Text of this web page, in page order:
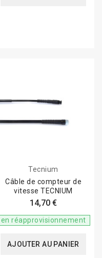
Tecnium
Câble de compteur de
vitesse TECNIUM
14,70 €
en réapprovisionnement
AJOUTER AU PANIER